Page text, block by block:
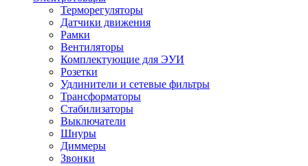
Терморегуляторы
Датчики движения
Рамки
Вентиляторы
Комплектующие для ЭУИ
Розетки
Удлинители и сетевые фильтры
Трансформаторы
Стабилизаторы
Выключатели
Шнуры
Диммеры
Звонки